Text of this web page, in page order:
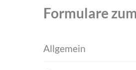
Formulare
Allgemein